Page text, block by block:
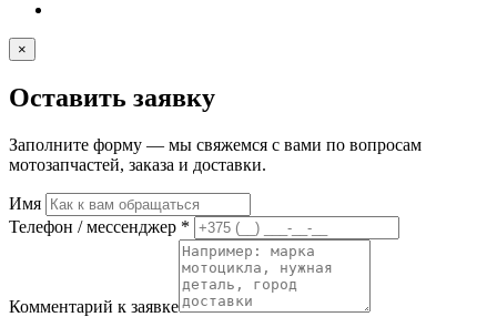
×
Оставить заявку
Заполните форму — мы свяжемся с вами по вопросам
мотозапчастей, заказа и доставки.
Имя
Телефон / мессенджер *
Комментарий к заявке